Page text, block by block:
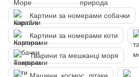
Картини за номерами собачки
Картини за номерами коти
Тварини та мешканці моря